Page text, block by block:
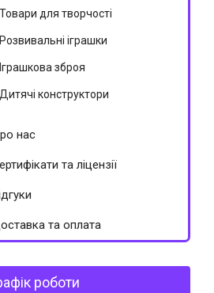
Товари для творчості
Розвивальні іграшки
Іграшкова зброя
Дитячі конструктори
нас
та ліцензії
та оплата
роботи